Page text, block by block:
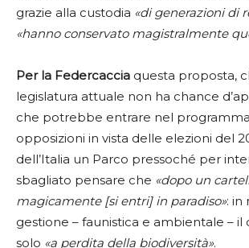
grazie alla custodia «di generazioni di
«hanno conservato magistralmente
Per la Federcaccia questa proposta,
legislatura attuale non ha chance
che potrebbe entrare nel
opposizioni in vista delle elezioni del
dell’Italia un Parco pressoché per
sbagliato pensare che «dopo un
magicamente [si entri] in paradiso»: in
gestione – faunistica e ambientale – il
solo «a perdita della biodiversità».